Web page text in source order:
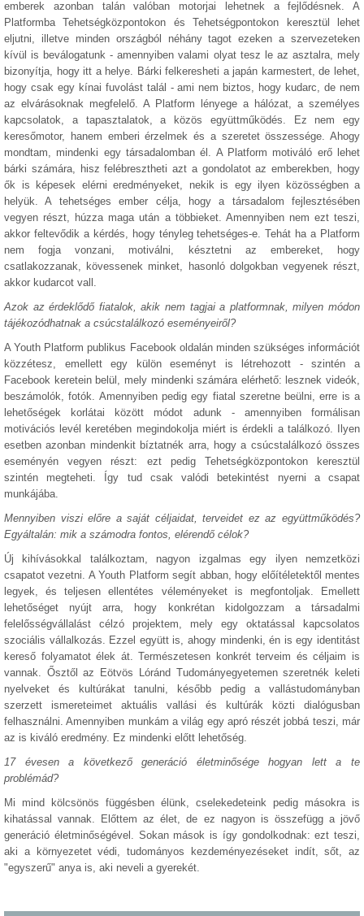
emberek azonban talán valóban motorjai lehetnek a fejlődésnek. A
Platformba Tehetségközpontokon és Tehetségpontokon keresztül lehet
eljutni, illetve minden országból néhány tagot ezeken a szervezeteken
kívül is beválogatunk - amennyiben valami olyat tesz le az asztalra, mely
bizonyítja, hogy itt a helye. Bárki felkeresheti a japán karmestert, de lehet,
hogy csak egy kínai fuvolást talál - ami nem biztos, hogy kudarc, de nem
az elvárásoknak megfelelő. A Platform lényege a hálózat, a személyes
kapcsolatok, a tapasztalatok, a közös együttműködés. Ez nem egy
keresőmotor, hanem emberi érzelmek és a szeretet összessége. Ahogy
mondtam, mindenki egy társadalomban él. A Platform motiváló erő lehet
bárki számára, hisz felébresztheti azt a gondolatot az emberekben, hogy
ők is képesek elérni eredményeket, nekik is egy ilyen közösségben a
helyük. A tehetséges ember célja, hogy a társadalom fejlesztésében
vegyen részt, húzza maga után a többieket. Amennyiben nem ezt teszi,
akkor feltevődik a kérdés, hogy tényleg tehetséges-e. Tehát ha a Platform
nem fogja vonzani, motiválni, késztetni az embereket, hogy
csatlakozzanak, kövessenek minket, hasonló dolgokban vegyenek részt,
akkor kudarcot vall.
Azok az érdeklődő fiatalok, akik nem tagjai a platformnak, milyen módon
tájékozódhatnak a csúcstalálkozó eseményeiről?
A Youth Platform publikus Facebook oldalán minden szükséges információt
közzétesz, emellett egy külön eseményt is létrehozott - szintén a
Facebook keretein belül, mely mindenki számára elérhető: lesznek videók,
beszámolók, fotók. Amennyiben pedig egy fiatal szeretne beülni, erre is a
lehetőségek korlátai között módot adunk - amennyiben formálisan
motivációs levél keretében megindokolja miért is érdekli a találkozó. Ilyen
esetben azonban mindenkit bíztatnék arra, hogy a csúcstalálkozó összes
eseményén vegyen részt: ezt pedig Tehetségközpontokon keresztül
szintén megteheti. Így tud csak valódi betekintést nyerni a csapat
munkájába.
Mennyiben viszi előre a saját céljaidat, terveidet ez az együttműködés?
Egyáltalán: mik a számodra fontos, elérendő célok?
Új kihívásokkal találkoztam, nagyon izgalmas egy ilyen nemzetközi
csapatot vezetni. A Youth Platform segít abban, hogy előítéletektől mentes
legyek, és teljesen ellentétes véleményeket is megfontoljak. Emellett
lehetőséget nyújt arra, hogy konkrétan kidolgozzam a társadalmi
felelősségvállalást célzó projektem, mely egy oktatással kapcsolatos
szociális vállalkozás. Ezzel együtt is, ahogy mindenki, én is egy identitást
kereső folyamatot élek át. Természetesen konkrét terveim és céljaim is
vannak. Ősztől az Eötvös Lóránd Tudományegyetemen szeretnék keleti
nyelveket és kultúrákat tanulni, később pedig a vallástudományban
szerzett ismereteimet aktuális vallási és kultúrák közti dialógusban
felhasználni. Amennyiben munkám a világ egy apró részét jobbá teszi, már
az is kiváló eredmény. Ez mindenki előtt lehetőség.
17 évesen a következő generáció életminősége hogyan lett a te
problémád?
Mi mind kölcsönös függésben élünk, cselekedeteink pedig másokra is
kihatással vannak. Előttem az élet, de ez nagyon is összefügg a jövő
generáció életminőségével. Sokan mások is így gondolkodnak: ezt teszi,
aki a környezetet védi, tudományos kezdeményezéseket indít, sőt, az
"egyszerű" anya is, aki neveli a gyerekét.